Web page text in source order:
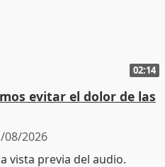
02:14
evitar el dolor de las
08/2026